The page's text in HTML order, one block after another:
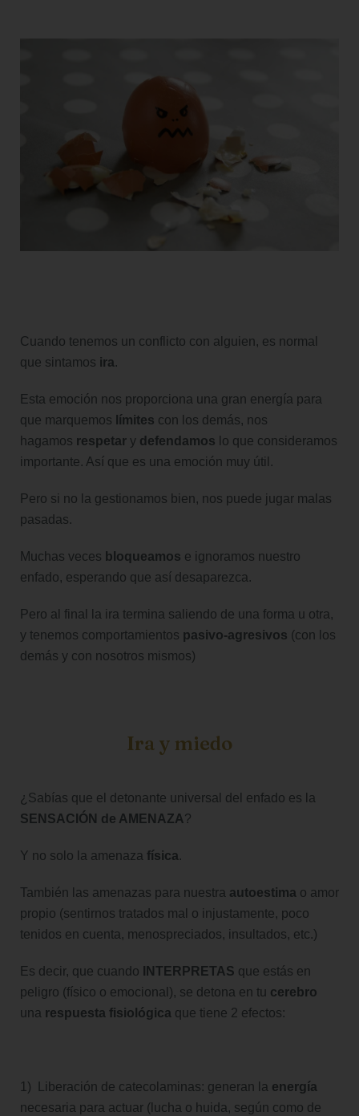
Cuando tenemos un conflicto con alguien, es normal
que sintamos ira.
Esta emoción nos proporciona una gran energía para
que marquemos límites con los demás, nos
hagamos respetar y defendamos lo que consideramos
importante. Así que es una emoción muy útil.
Pero si no la gestionamos bien, nos puede jugar malas
pasadas.
Muchas veces bloqueamos e ignoramos nuestro
enfado, esperando que así desaparezca.
Pero al final la ira termina saliendo de una forma u otra,
y tenemos comportamientos pasivo-agresivos (con los
demás y con nosotros mismos)
Ira y miedo
¿Sabías que el detonante universal del enfado es la
SENSACIÓN de AMENAZA?
Y no solo la amenaza física.
También las amenazas para nuestra autoestima o amor
propio (sentirnos tratados mal o injustamente, poco
tenidos en cuenta, menospreciados, insultados, etc.)
Es decir, que cuando INTERPRETAS que estás en
peligro (físico o emocional), se detona en tu cerebro
una respuesta fisiológica que tiene 2 efectos:
1) Liberación de catecolaminas: generan la energía
necesaria para actuar (lucha o huida, según como de